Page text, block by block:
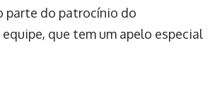
parte do patrocínio do
equipe, que tem um apelo especial